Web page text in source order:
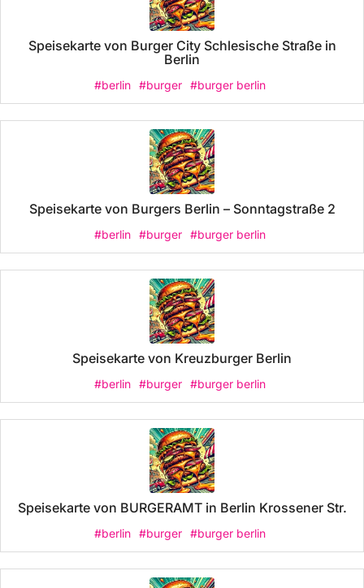
Speisekarte von Burger City Schlesische Straße in
Berlin
#berlin #burger #burger berlin
Speisekarte von Burgers Berlin – Sonntagstraße 2
#berlin #burger #burger berlin
Speisekarte von Kreuzburger Berlin
#berlin #burger #burger berlin
Speisekarte von BURGERAMT in Berlin Krossener Str.
#berlin #burger #burger berlin